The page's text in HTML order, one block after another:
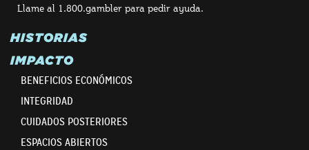
Llame al 1.800.gambler para pedir ayuda.
HISTORIAS
IMPACTO
BENEFICIOS ECONÓMICOS
INTEGRIDAD
CUIDADOS POSTERIORES
ESPACIOS ABIERTOS